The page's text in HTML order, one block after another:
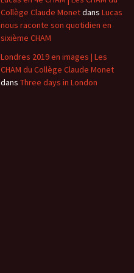
Collège Claude Monetdans Lucas
nous raconte son quotidien en
sixième CHAM
Londres 2019 en images | Les
CHAM du Collège Claude Monet
dans Three days in London